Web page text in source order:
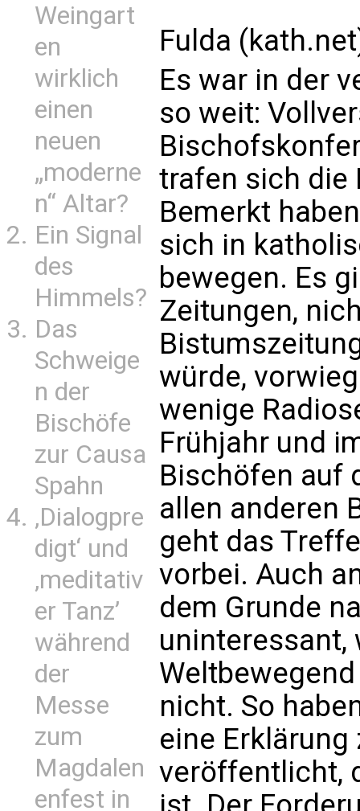
Weingart
en
wirklich
einen
neuen
„moderne
n“ Altar?
Ein Signal
des
Himmels?
Das
Schweige
n der
Bischöfe
zur Causa
Spahn
‚Dialogpre
digt‘ und
‚meditativ
er Tanz’
während
der
Messe
zum
Magdalen
enfest in
Fulda
Es war in der
so weit:
trafen sich die
Bemerkt
sich in
bewegen. Es
Zeitungen,
würde,
wenige
Frühjahr und
Bischöfen auf
allen anderen
geht das
vorbei. Auch
dem Grunde
uninteressant,
nicht. So
eine
veröffentlicht,